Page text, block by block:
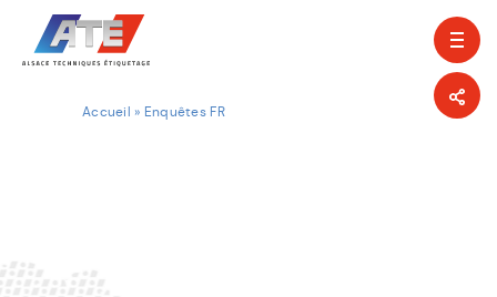
Accueil » Enquêtes FR